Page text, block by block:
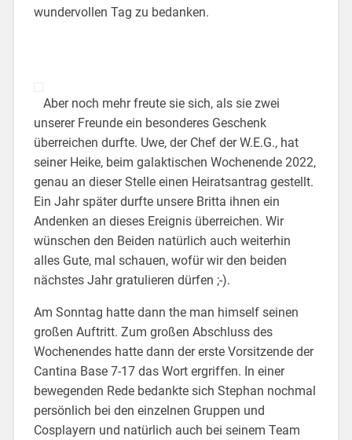
wundervollen Tag zu bedanken.
Aber noch mehr freute sie sich, als sie zwei
unserer Freunde ein besonderes Geschenk
überreichen durfte. Uwe, der Chef der W.E.G., hat
seiner Heike, beim galaktischen Wochenende 2022,
genau an dieser Stelle einen Heiratsantrag gestellt.
Ein Jahr später durfte unsere Britta ihnen ein
Andenken an dieses Ereignis überreichen. Wir
wünschen den Beiden natürlich auch weiterhin
alles Gute, mal schauen, wofür wir den beiden
nächstes Jahr gratulieren dürfen ;-).
Am Sonntag hatte dann the man himself seinen
großen Auftritt. Zum großen Abschluss des
Wochenendes hatte dann der erste Vorsitzende der
Cantina Base 7-17 das Wort ergriffen. In einer
bewegenden Rede bedankte sich Stephan nochmal
persönlich bei den einzelnen Gruppen und
Cosplayern und natürlich auch bei seinem Team